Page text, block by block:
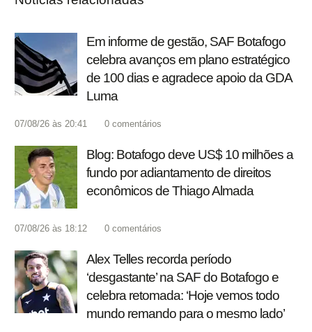
Em informe de gestão, SAF Botafogo
celebra avanços em plano estratégico
de 100 dias e agradece apoio da GDA
Luma
07/08/26 às 20:41 0 comentários
Blog: Botafogo deve US$ 10 milhões a
fundo por adiantamento de direitos
econômicos de Thiago Almada
07/08/26 às 18:12 0 comentários
Alex Telles recorda período
‘desgastante’ na SAF do Botafogo e
celebra retomada: ‘Hoje vemos todo
mundo remando para o mesmo lado’